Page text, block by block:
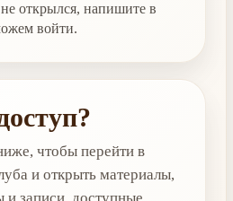
открылся, напишите в
войти.
чтобы перейти в
и открыть материалы,